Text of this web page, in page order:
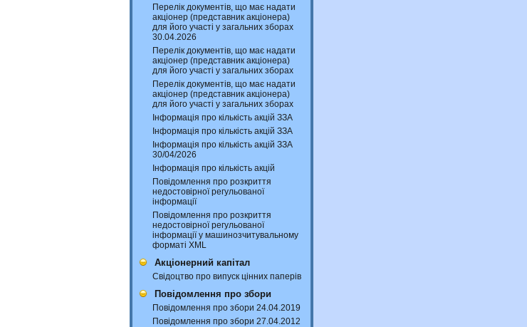
Перелік документів, що має надати
акціонер (представник акціонера)
для його участі у загальних зборах
30.04.2026
Перелік документів, що має надати
акціонер (представник акціонера)
для його участі у загальних зборах
Перелік документів, що має надати
акціонер (представник акціонера)
для його участі у загальних зборах
Інформація про кількість акцій ЗЗА
Інформація про кількість акцій ЗЗА
Інформація про кількість акцій ЗЗА
30/04/2026
Інформація про кількість акцій
Повідомлення про розкриття
недостовірної регульованої
інформації
Повідомлення про розкриття
недостовірної регульованої
інформації у машинозчитувальному
форматі XML
Акціонерний капітал
Свідоцтво про випуск цінних паперів
Повідомлення про збори
Повідомлення про збори 24.04.2019
Повідомлення про збори 27.04.2012